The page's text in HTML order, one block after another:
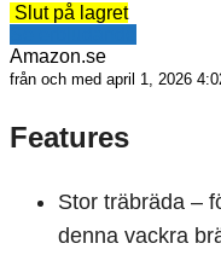
Slut på lagret
Amazon.se
från och med april 1, 2026
Features
Stor träbräda –
denna vackra